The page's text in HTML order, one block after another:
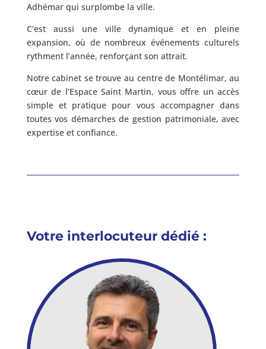
Adhémar qui surplombe la ville.
C’est aussi une ville dynamique et en pleine
expansion, où de nombreux événements culturels
rythment l’année, renforçant son attrait.
Notre cabinet se trouve au centre de Montélimar, au
cœur de l’Espace Saint Martin, vous offre un accès
simple et pratique pour vous accompagner dans
toutes vos démarches de gestion patrimoniale, avec
expertise et confiance.
Votre interlocuteur dédié :